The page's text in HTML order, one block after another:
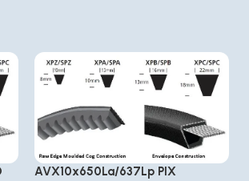
AVX10x650La/637Lp PIX